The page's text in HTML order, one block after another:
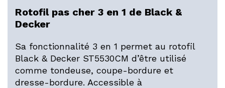
Rotofil pas cher 3 en 1 de Black &
Decker
Sa fonctionnalité 3 en 1 permet au rotofil
Black & Decker ST5530CM d’être utilisé
comme tondeuse, coupe-bordure et
dresse-bordure. Accessible à